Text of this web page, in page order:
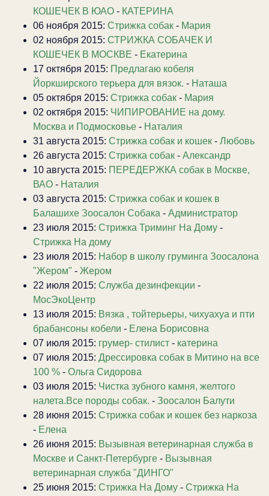
КОШЕЧЕК В ЮАО - КАТЕРИНА
06 ноября 2015: Стрижка собак - Мария
02 ноября 2015: СТРИЖКА СОБАЧЕК И
КОШЕЧЕК В МОСКВЕ - Екатерина
17 октября 2015: Предлагаю кобеля
Йоркширского терьера для вязок. - Наташа
05 октября 2015: Стрижка собак - Мария
02 октября 2015: ЧИПИРОВАНИЕ на дому.
Москва и Подмосковье - Наталия
31 августа 2015: Стрижка собак и кошек - Любовь
26 августа 2015: Стрижка собак - Александр
10 августа 2015: ПЕРЕДЕРЖКА собак в Москве,
ВАО - Наталия
03 августа 2015: Стрижка собак и кошек в
Балашихе Зоосалон Собака - Администратор
23 июля 2015: Стрижка Триминг На Дому -
Стрижка На дому
23 июля 2015: Набор в школу груминга Зоосалона
"Жером" - Жером
22 июля 2015: Служба дезинфекции -
МосЭкоЦентр
13 июля 2015: Вязка , тойтерьеры, чихуахуа и пти
брабансоны кобели - Елена Борисовна
07 июля 2015: грумер- стилист - катерина
07 июля 2015: Дрессировка собак в Митино на все
100 % - Ольга Сидорова
03 июля 2015: Чистка зубного камня, желтого
налета.Все породы собак. - Зоосалон Балути
28 июня 2015: Стрижка собак и кошек без наркоза
- Елена
26 июня 2015: Вызывная ветеринарная служба в
Москве и Санкт-Петербурге - Вызывная
ветеринарная служба "ДИНГО"
25 июня 2015: Стрижка На Дому - Стрижка На